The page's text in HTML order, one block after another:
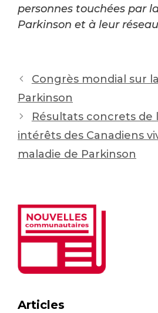
personnes touchées par
Parkinson et à leur
Post
navigation
Congrès mondial sur
Parkinson
Résultats concrets de
intérêts des Canadiens
maladie de Parkinson
Articles